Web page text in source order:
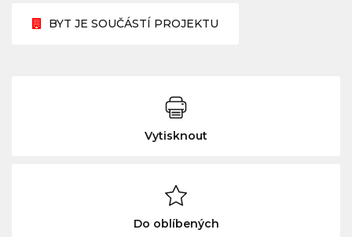
BYT JE SOUČÁSTÍ PROJEKTU
Vytisknout
Do oblíbených